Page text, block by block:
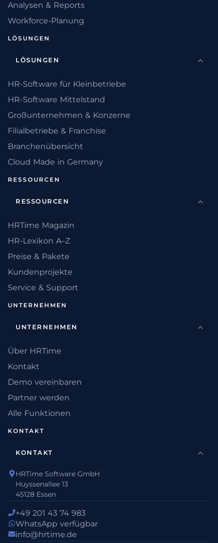
Analysen & Reports
Workforce-Planung
LÖSUNGEN
LÖSUNGEN
HR-Software für Kleinbetriebe
HR-Software Mittelstand
Großunternehmen & Konzerne
Filialbetriebe & Franchise
Branchenübersicht
Cloud Made in Germany
RESSOURCEN
RESSOURCEN
HRTime Magazin
HR-Lexikon A–Z
Preise & Pakete
Kundenprojekte
Service & Support
UNTERNEHMEN
UNTERNEHMEN
Über HRTime
Kontakt
Demo vereinbaren
Partner werden
Alle Funktionen
KONTAKT
KONTAKT
HRTime Software GmbH
Huyssenallee 13
45128 Essen
+49 201 43 74 983
WhatsApp verfügbar
info@hrtime.de